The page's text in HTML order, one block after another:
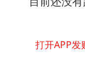
打开APP发